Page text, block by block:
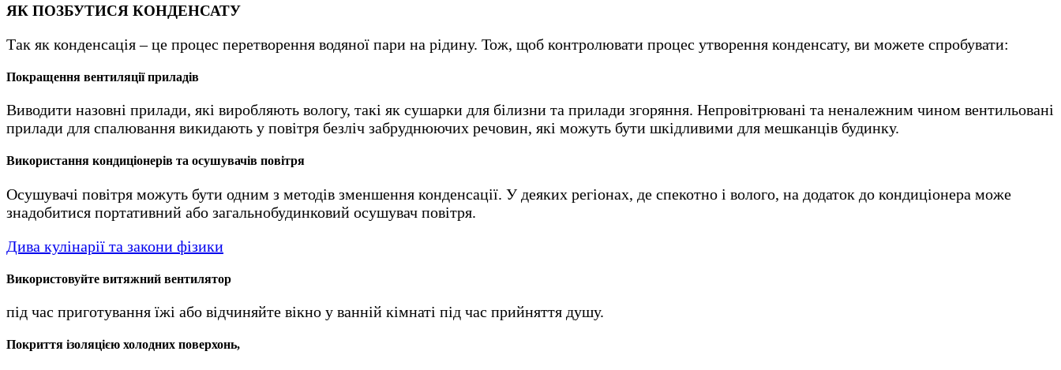
ЯК ПОЗБУТИСЯ КОНДЕНСАТУ
Так як конденсація – це процес перетворення водяної пари на рідину. Тож, щоб контролювати процес утворення конденсату, ви можете спробувати:
Покращення вентиляції приладів
Виводити назовні прилади, які виробляють вологу, такі як сушарки для білизни та прилади згоряння. Непровітрювані та неналежним чином вентильовані
прилади для спалювання викидають у повітря безліч забруднюючих речовин, які можуть бути шкідливими для мешканців будинку.
Використання кондиціонерів та осушувачів повітря
Осушувачі повітря можуть бути одним з методів зменшення конденсації. У деяких регіонах, де спекотно і волого, на додаток до кондиціонера може
знадобитися портативний або загальнобудинковий осушувач повітря.
Дива кулінарії та закони фізики
Використовуйте витяжний вентилятор
під час приготування їжі або відчиняйте вікно у ванній кімнаті під час прийняття душу.
Покриття ізоляцією холодних поверхонь,